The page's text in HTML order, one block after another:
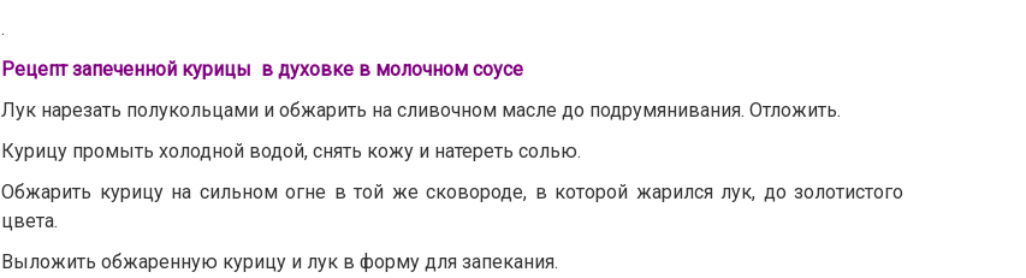
.
Рецепт запеченной курицы в духовке в молочном соусе
Лук нарезать полукольцами и обжарить на сливочном масле до подрумянивания. Отложить.
Курицу промыть холодной водой, снять кожу и натереть солью.
Обжарить курицу на сильном огне в той же сковороде, в которой жарился лук, до золотистого
цвета.
Выложить обжаренную курицу и лук в форму для запекания.